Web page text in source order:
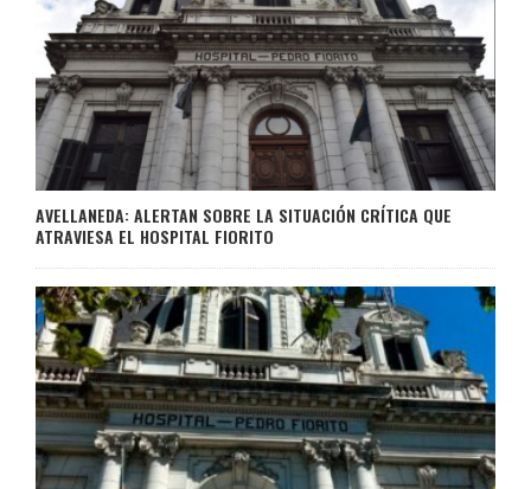
AVELLANEDA: ALERTAN SOBRE LA SITUACIÓN CRÍTICA QUE
ATRAVIESA EL HOSPITAL FIORITO